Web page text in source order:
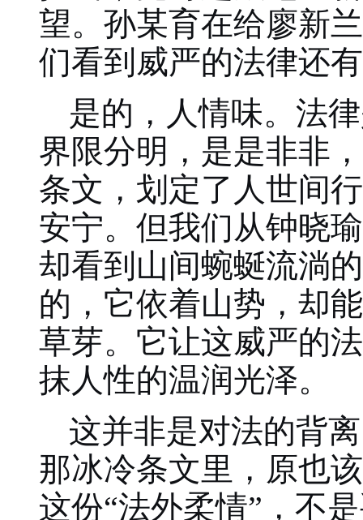
望。孙某育在给廖新
们看到威严的法律还
是的，人情味。法
界限分明，是是非非
条文，划定了人世间
安宁。但我们从钟晓
却看到山间蜿蜒流淌
的，它依着山势，却
草芽。它让这威严的
抹人性的温润光泽。
这并非是对法的背
那冰冷条文里，原也
这份“法外柔情”，不